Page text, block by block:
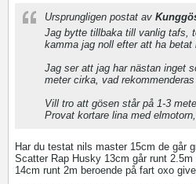
Ursprungligen postat av
Jag bytte tillbaka till vanlig tafs,
kamma jag noll efter att ha betat
Jag ser att jag har nästan inget
meter cirka, vad
Vill tro att gösen står på 1-3
Provat kortare lina med
Har du testat nils master 15cm de går
Scatter Rap Husky 13cm går runt 2.5m
14cm runt 2m beroende på fart oxo